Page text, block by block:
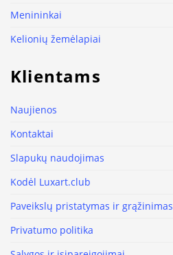
Menininkai
Kelionių žemėlapiai
Klientams
Naujienos
Kontaktai
Slapukų naudojimas
Kodėl Luxart.club
Paveikslų pristatymas ir grąžinimas
Privatumo politika